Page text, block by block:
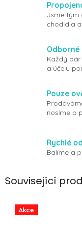
Jsme tým
chodidla
Každý
a účelu
Pouze
nosíme a
Rychlé
Balíme a
Související
Akce